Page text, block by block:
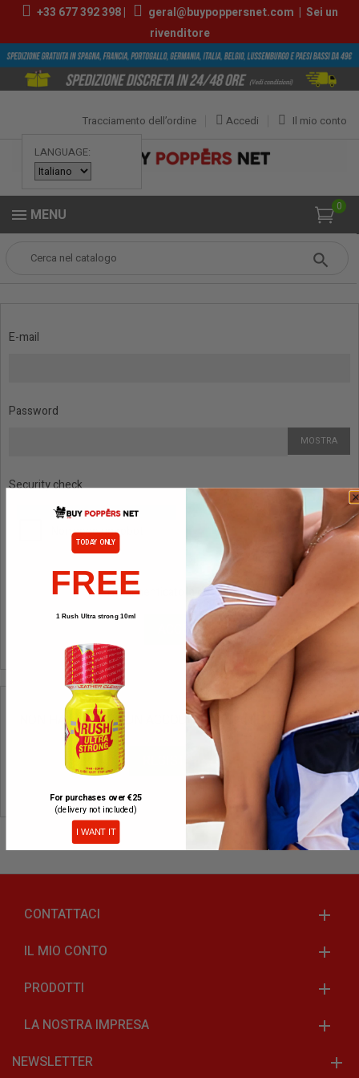
+33 677 392 398| geral@buypoppersnet.com | Sei un
rivenditore
LANGUAGE:
Il mio conto
Accedi
Tracciamento dell’ordine
0
MENU
Accedi al tuo account
E-mail
Password
MOSTRA
Security check
Hai dimenticato la password?
ACCEDI
NON HAI ANCORA UN ACCOUNT? CREANE ORA QUI UNO
CONTATTACI
IL MIO CONTO
PRODOTTI
LA NOSTRA IMPRESA
NEWSLETTER
TODAY ONLY
FREE
1 Rush Ultra strong 10ml
For purchases over €25
(delivery not included)
I WANT IT